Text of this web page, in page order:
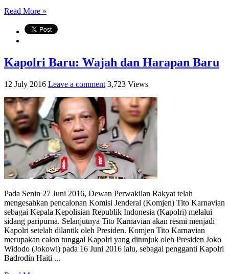
Read More »
Kapolri Baru: Wajah dan Harapan Baru
12 July 2016 Leave a comment 3,723 Views
Pada Senin 27 Juni 2016, Dewan Perwakilan Rakyat telah
mengesahkan pencalonan Komisi Jenderal (Komjen) Tito Karnavian
sebagai Kepala Kepolisian Republik Indonesia (Kapolri) melalui
sidang paripurna. Selanjutnya Tito Karnavian akan resmi menjadi
Kapolri setelah dilantik oleh Presiden. Komjen Tito Karnavian
merupakan calon tunggal Kapolri yang ditunjuk oleh Presiden Joko
Widodo (Jokowi) pada 16 Juni 2016 lalu, sebagai pengganti Kapolri
Badrodin Haiti ...